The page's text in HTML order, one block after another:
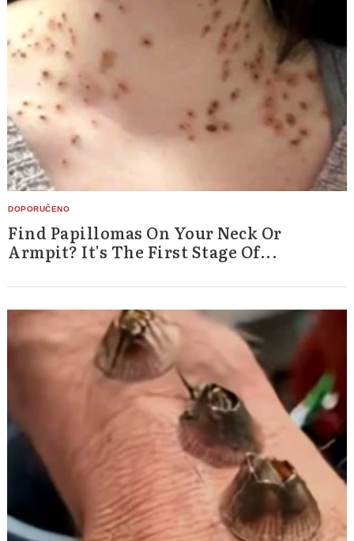
Find Papillomas On Your Neck Or
Armpit? It's The First Stage Of...